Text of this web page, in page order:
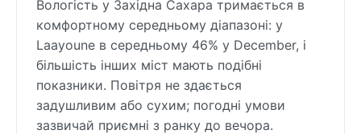
Вологість у Західна Сахара тримається в
комфортному середньому діапазоні: у
Laayoune в середньому 46% у December, і
більшість інших міст мають подібні
показники. Повітря не здається
задушливим або сухим; погодні умови
зазвичай приємні з ранку до вечора.